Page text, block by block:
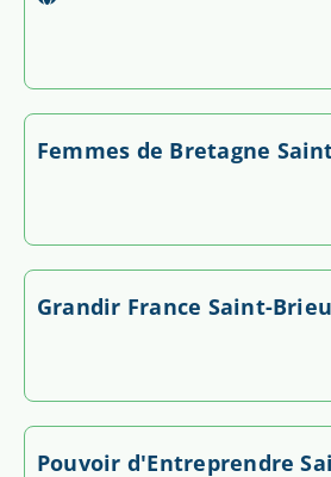
Femmes de Bretagne
Grandir France Saint-
Pouvoir d'Entreprendre